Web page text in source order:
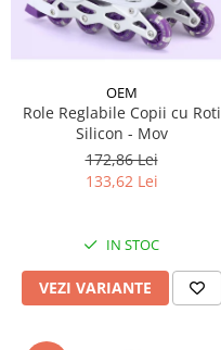
OEM
Role Reglabile Copii cu Roti
Silicon - Mov
172,86 Lei
133,62 Lei
IN STOC
VEZI VARIANTE